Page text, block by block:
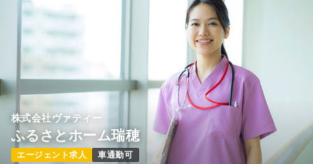
株式会社ヴァティー
ふるさとホーム瑞穂
エージェント求人 車通勤可